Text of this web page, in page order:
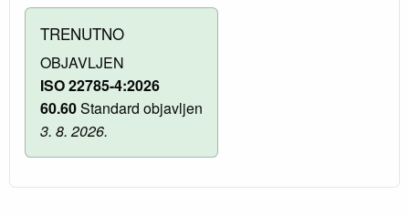
TRENUTNO
OBJAVLJEN
ISO 22785-4:2026
60.60Standard objavljen
3. 8. 2026.